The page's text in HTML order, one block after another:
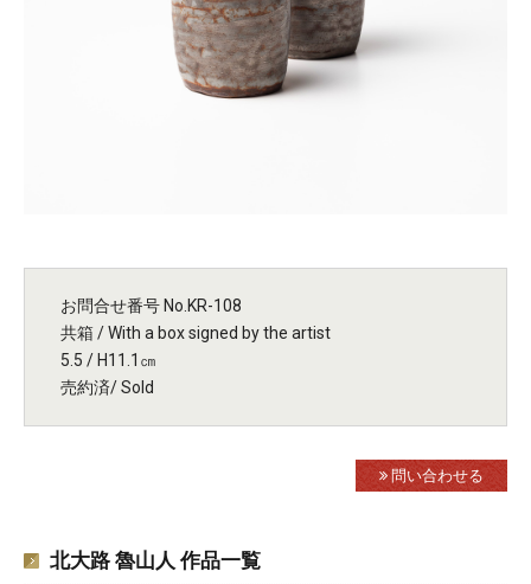
お問合せ番号 No.KR-108
共箱 / With a box signed by the artist
5.5 / H11.1㎝
売約済/ Sold
問い合わせる
北大路 魯山人 作品一覧